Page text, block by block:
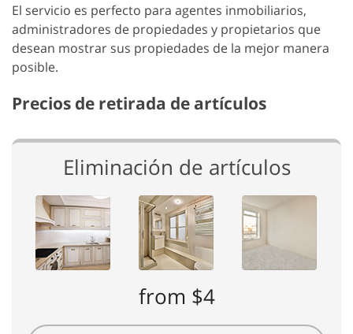
El servicio es perfecto para agentes inmobiliarios,
administradores de propiedades y propietarios que
desean mostrar sus propiedades de la mejor manera
posible.
Precios de retirada de artículos
Eliminación de artículos
from $4